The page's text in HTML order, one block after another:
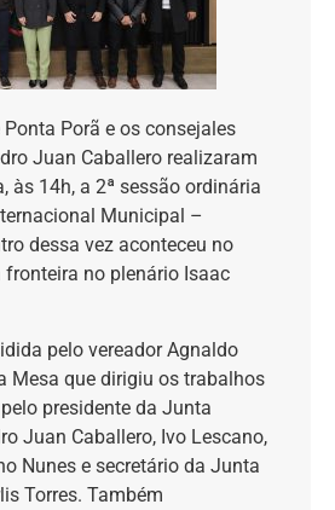
Ponta Porã e os consejales
Juan Caballero realizaram
às 14h, a 2ª sessão ordinária
Municipal –
dessa vez aconteceu no
fronteira no plenário Isaac
pelo vereador Agnaldo
Mesa que dirigiu os trabalhos
presidente da Junta
Juan Caballero, Ivo Lescano,
Nunes e secretário da Junta
Torres. Também